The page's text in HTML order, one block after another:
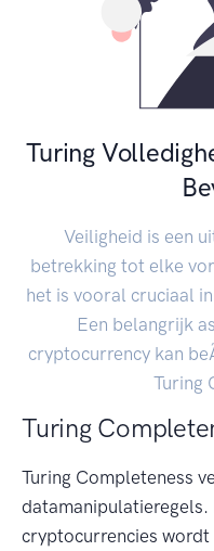
Turing
Veiligheid is een
betrekking tot elke
het is vooral cruciaal
Een belangrijk
cryptocurrency kan
Turing
Turing
Turing Completeness
datamanipulatieregels.
cryptocurrencies